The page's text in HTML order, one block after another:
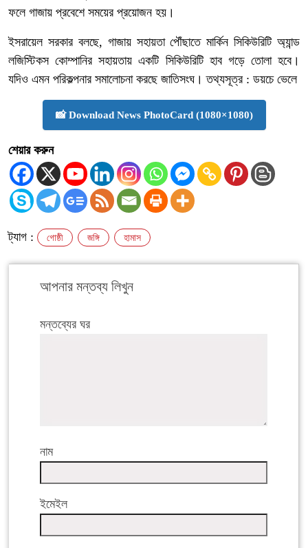
ফলে গাজায় প্রবেশে সময়ের প্রয়োজন হয়।
ইসরায়েল সরকার বলছে, গাজায় সহায়তা পৌঁছাতে মার্কিন সিকিউরিটি অ্যান্ড
লজিস্টিকস কোম্পানির সহায়তায় একটি সিকিউরিটি হাব গড়ে তোলা হবে।
যদিও এমন পরিকল্পনার সমালোচনা করছে জাতিসংঘ। তথ্যসূত্র : ডয়চে ভেলে
📸 Download News PhotoCard (1080×1080)
শেয়ার করুন
ট্যাগ : গোষ্ঠী জঙ্গি হামাস
আপনার মন্তব্য লিখুন
মন্তব্যের ঘর
নাম
ইমেইল